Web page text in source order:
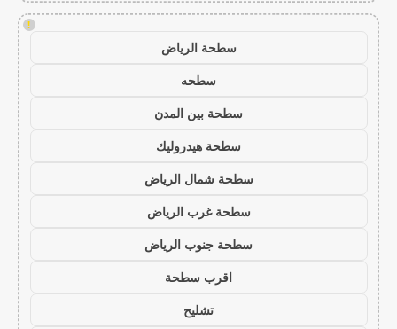
!
سطحة الرياض
سطحه
سطحة بين المدن
سطحة هيدروليك
سطحة شمال الرياض
سطحة غرب الرياض
سطحة جنوب الرياض
اقرب سطحة
تشليح